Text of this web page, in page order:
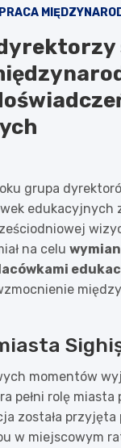
grupa
edukacyjnych
na celu
momentów
pełni rolę miasta
została
w miejscowym